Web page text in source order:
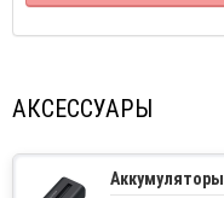
АКСЕССУАРЫ
Аккумуляторы